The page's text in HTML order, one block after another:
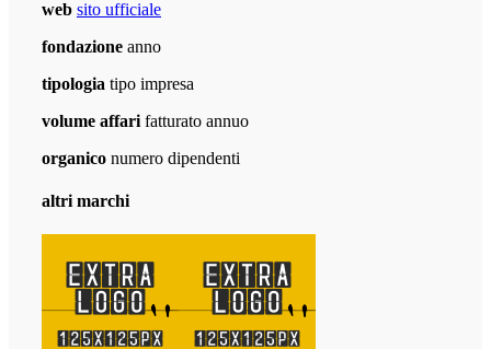
web sito ufficiale
fondazione anno
tipologia tipo impresa
volume affari fatturato annuo
organico numero dipendenti
altri marchi